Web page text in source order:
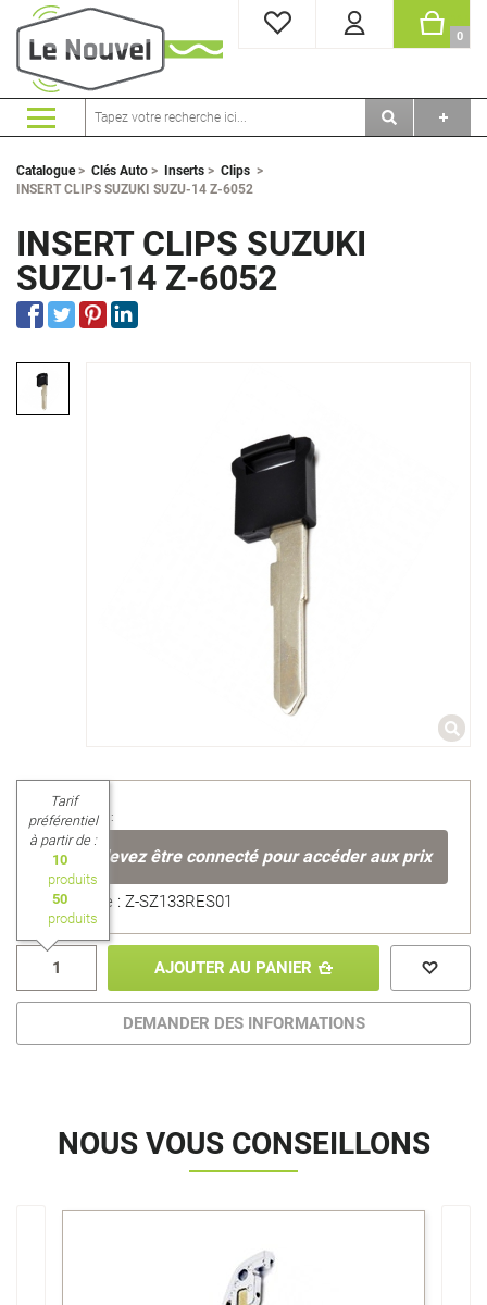
MES FAVORIS
0
Catalogue> Clés Auto > Inserts > Clips >
INSERT CLIPS SUZUKI SUZU-14 Z-6052
INSERT CLIPS SUZUKI
SUZU-14 Z-6052
Prix unitaire :
Vous devez être connecté pour accéder aux prix
Référence : Z-SZ133RES01
Tarif
préférentiel
à partir de :
10
produits
50
produits
AJOUTER AU PANIER
DEMANDER DES INFORMATIONS
NOUS VOUS CONSEILLONS